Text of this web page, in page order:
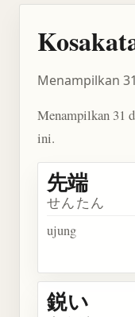
Menampilkan
Menampilkan 31
ini.
先端
せんたん
ujung
鋭い